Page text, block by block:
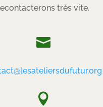
très vite.

